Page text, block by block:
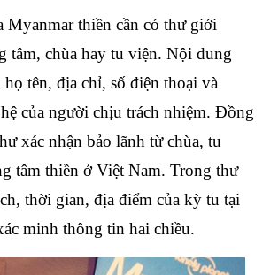
Myanmar thiền cần có thư giới
tâm, chùa hay tu viện. Nội dung
họ tên, địa chỉ, số điện thoại và
của người chịu trách nhiệm. Đồng
xác nhận bảo lãnh từ chùa, tu
tâm thiền ở Việt Nam. Trong thư
thời gian, địa điểm của kỳ tu tại
minh thông tin hai chiều.